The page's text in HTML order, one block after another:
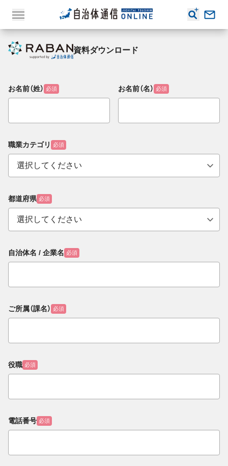
資料ダウンロード
お名前（姓） 必須 お名前（名） 必須
職業カテゴリ 必須
都道府県 必須
自治体名 / 企業名 必須
ご所属（課名） 必須
役職 必須
電話番号 必須